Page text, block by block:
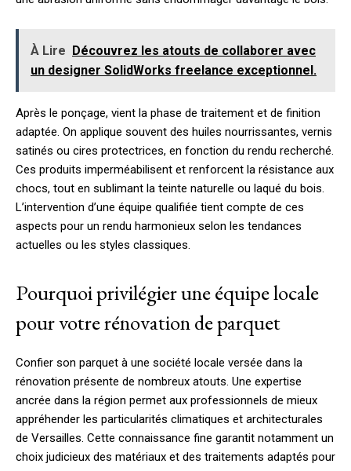
À Lire
Découvrez les atouts de collaborer avec
un designer SolidWorks freelance exceptionnel.
Après le ponçage, vient la phase de traitement et de finition
adaptée. On applique souvent des huiles nourrissantes, vernis
satinés ou cires protectrices, en fonction du rendu recherché.
Ces produits imperméabilisent et renforcent la résistance aux
chocs, tout en sublimant la teinte naturelle ou laqué du bois.
L’intervention d’une équipe qualifiée tient compte de ces
aspects pour un rendu harmonieux selon les tendances
actuelles ou les styles classiques.
Pourquoi privilégier une équipe locale
pour votre rénovation de parquet
Confier son parquet à une société locale versée dans la
rénovation présente de nombreux atouts. Une expertise
ancrée dans la région permet aux professionnels de mieux
appréhender les particularités climatiques et architecturales
de Versailles. Cette connaissance fine garantit notamment un
choix judicieux des matériaux et des traitements adaptés pour